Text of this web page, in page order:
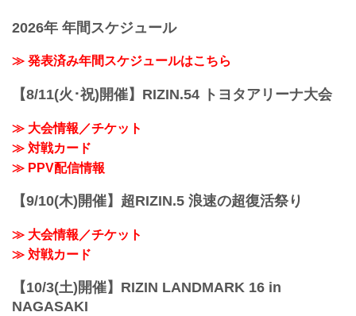
さい。
20:00〜21:00頃
予定時間が前後することがありますので
ご...
超RIZIN / 湘南美容クリニック presents
PPV配信チケット情報をまとめたぞ！
会場に来れない方はお好きな配信サービ
湘南美容クリニック presents RIZIN.38
2026年 年間スケジュール
≫ 発表済み年間スケジュールはこちら
【8/11(火･祝)開催】RIZIN.54 トヨタアリーナ大会
≫ 大会情報／チケット
≫ 対戦カード
≫ PPV配信情報
【9/10(木)開催】超RIZIN.5 浪速の超復活祭り
≫ 大会情報／チケット
≫ 対戦カード
【10/3(土)開催】RIZIN LANDMARK 16 in
NAGASAKI